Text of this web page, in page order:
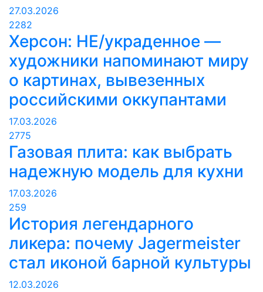
27.03.2026
2282
Херсон: НЕ/украденное —
художники напоминают миру
о картинах, вывезенных
российскими оккупантами
17.03.2026
2775
Газовая плита: как выбрать
надежную модель для кухни
17.03.2026
259
История легендарного
ликера: почему Jagermeister
стал иконой барной культуры
12.03.2026